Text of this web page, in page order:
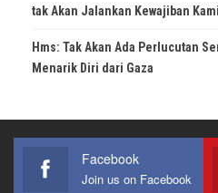
tak Akan Jalankan Kewajiban Kami
Hms: Tak Akan Ada Perlucutan
Menarik Diri dari Gaza
Facebook
Join us on Facebook